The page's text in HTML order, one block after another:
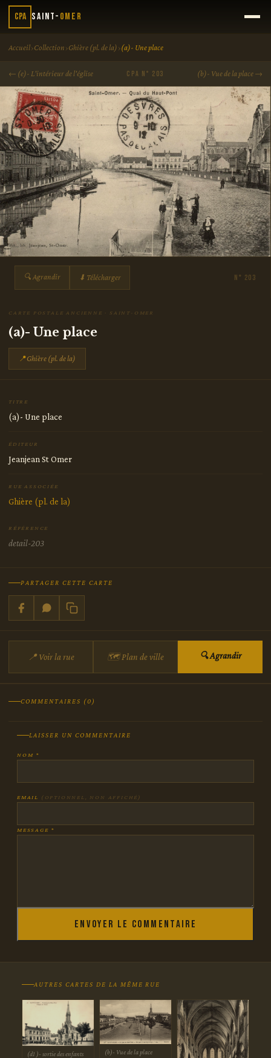
CPA Saint- Omer
Accueil›Collection ›Ghière (pl. de la) ›(a)- Une place
← (e)- L'intérieur de l'église CPA N° 203 (b)- Vue de la place →
🔍 Agrandir ⬇ Télécharger N° 203
CARTE POSTALE ANCIENNE · SAINT-OMER
(a)- Une place
📍Ghière (pl. de la)
TITRE
(a)- Une place
ÉDITEUR
Jeanjean St Omer
RUE ASSOCIÉE
Ghière (pl. de la)
RÉFÉRENCE
detail-203
PARTAGER CETTE CARTE
📍 Voir la rue 🗺 Plan de ville 🔍 Agrandir
COMMENTAIRES (0)
LAISSER UN COMMENTAIRE
NOM *
EMAIL (OPTIONNEL, NON AFFICHÉ)
MESSAGE *
Envoyer le commentaire
AUTRES CARTES DE LA MÊME RUE
(d1 )- sortie des enfants (b)- Vue de la place